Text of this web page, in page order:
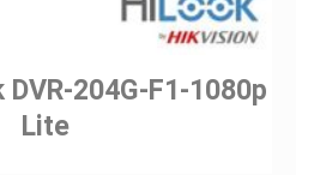
204G-F1-1080p
Lite